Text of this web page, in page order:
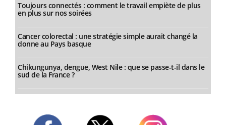
Toujours connectés : comment le travail empiète de plus
en plus sur nos soirées
Cancer colorectal : une stratégie simple aurait changé la
donne au Pays basque
Chikungunya, dengue, West Nile : que se passe-t-il dans le
sud de la France ?